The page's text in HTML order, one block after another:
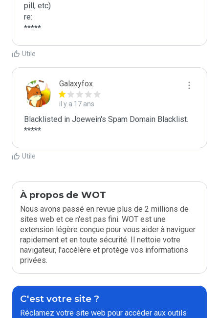
pill, etc)
re:
*****
Utile
Galaxyfox
il y a 17 ans
Blacklisted in Joewein's Spam Domain Blacklist.
*****
Utile
À propos de WOT
Nous avons passé en revue plus de 2 millions de
sites web et ce n'est pas fini. WOT est une
extension légère conçue pour vous aider à naviguer
rapidement et en toute sécurité. Il nettoie votre
navigateur, l'accélère et protège vos informations
privées.
C'est votre site ?
Réclamez votre site web pour accéder aux outils